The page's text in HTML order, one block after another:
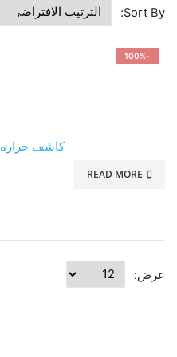
Sort By:
-100%
كاشف حراره Qsee QTIG56
READ MORE
عرض: